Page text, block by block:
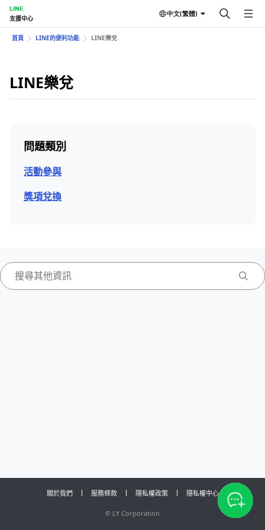
LINE
支援中心
中文(繁體)
首頁 LINE的便利功能 LINE樂兌
LINE樂兌
問題類別
活動參與
獎項兌換
關於我們 服務條款 隱私權政策 隱私權中心
© LY Corporation